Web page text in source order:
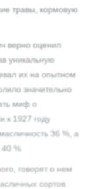
травы, кормовую
верно оценил
уникальную
их на опытном
значительно
миф о
к 1927 году
36 %, а
%.
говорят о нем
сортов